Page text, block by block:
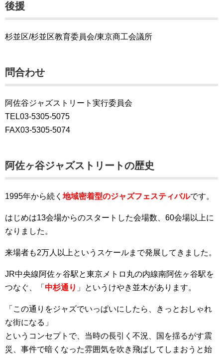
後援
杉並区/杉並区教育委員会/東京商工会議所
問合わせ
阿佐谷ジャズストリート実行委員会
TEL03-5305-5075
FAX03-5305-5074
阿佐ヶ谷ジャズストリートの歴史
1995年から続く 地域密着型のジャズフェスティバルです。
はじめは13会場からのスタートした会場数、60会場以上に
なりました。
来場者も2万人以上というスケールまで発展してきました。
JR中央線阿佐ヶ谷駅と東京メトロ丸の内線南阿佐ヶ谷駅を
つなぐ、「 中杉通り 」というけやき並木があります。
「この通りをジャズでいっぱいにしたら、きっとおしゃれ
な街になる」
というコンセプトで、当時の長引く不況、国を揺るがす震
災、事件で暗くなった雰囲気を吹き飛ばしてしまおうと始